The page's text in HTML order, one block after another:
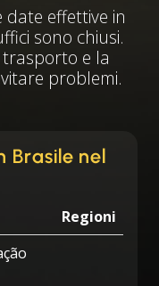
date effettive in
sono chiusi.
e la
problemi.
Brasile nel
Regioni